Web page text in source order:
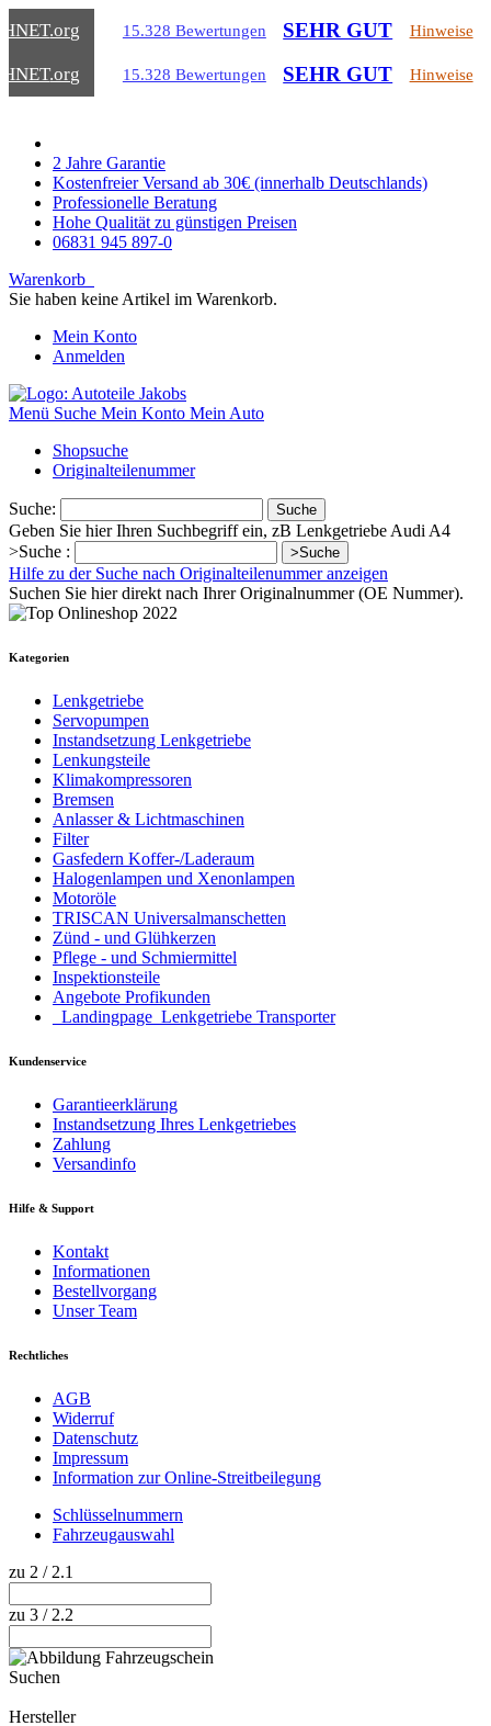
.org 15.328 Bewertungen SEHR GUT Hinweise
.org 15.328 Bewertungen SEHR GUT Hinweise
2 Jahre Garantie
Kostenfreier Versand ab 30€ (innerhalb Deutschlands)
Professionelle Beratung
Hohe Qualität zu günstigen Preisen
06831 945 897-0
Warenkorb
Sie haben keine Artikel im Warenkorb.
Mein Konto
Anmelden
Menü Suche Mein Konto Mein Auto
Shopsuche
Originalteilenummer
Suche: Suche
Geben Sie hier Ihren Suchbegriff ein, zB Lenkgetriebe Audi A4
>Suche :
>Suche
Hilfe zu der Suche nach Originalteilenummer anzeigen
Suchen Sie hier direkt nach Ihrer Originalnummer (OE Nummer).
Kategorien
Lenkgetriebe
Servopumpen
Instandsetzung Lenkgetriebe
Lenkungsteile
Klimakompressoren
Bremsen
Anlasser & Lichtmaschinen
Filter
Gasfedern Koffer-/Laderaum
Halogenlampen und Xenonlampen
Motoröle
TRISCAN Universalmanschetten
Zünd - und Glühkerzen
Pflege - und Schmiermittel
Inspektionsteile
Angebote Profikunden
_Landingpage_Lenkgetriebe Transporter
Kundenservice
Garantieerklärung
Instandsetzung Ihres Lenkgetriebes
Zahlung
Versandinfo
Hilfe & Support
Kontakt
Informationen
Bestellvorgang
Unser Team
Rechtliches
AGB
Widerruf
Datenschutz
Impressum
Information zur Online-Streitbeilegung
Schlüsselnummern
Fahrzeugauswahl
zu 2 / 2.1
zu 3 / 2.2
Suchen
Hersteller